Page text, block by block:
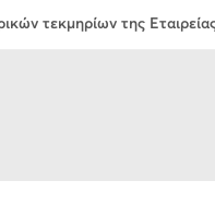
τεκμηρίων της